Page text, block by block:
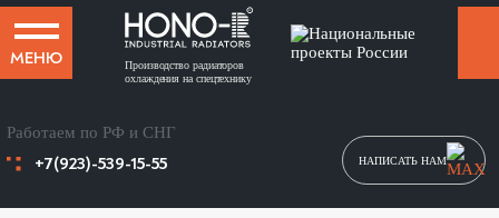
МЕНЮ
Производство радиаторов
охлаждения на спецтехнику
НАПИСАТЬ НАМ
Работаем по РФ и СНГ
+7(923)-539-15-55